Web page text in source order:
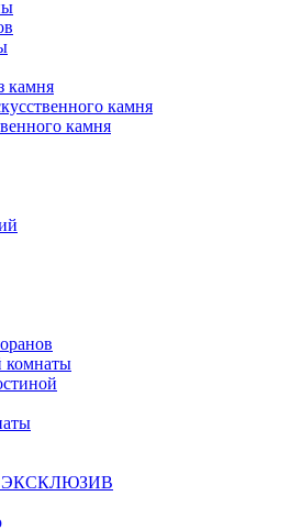
камня
камня
камня
комнаты
ЭКСКЛЮЗИВ